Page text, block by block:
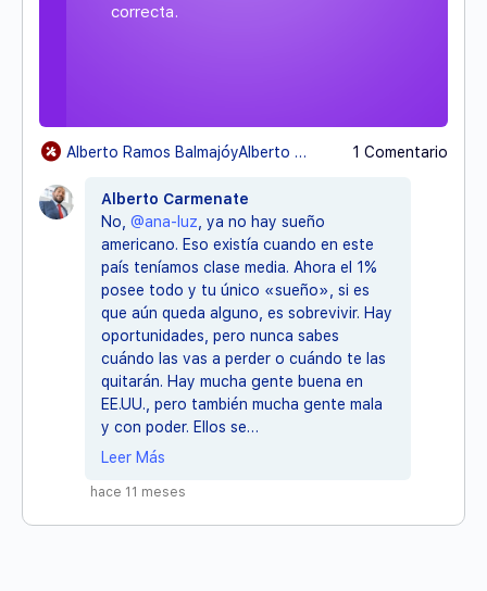
correcta.
Alberto Ramos BalmajóyAlberto Carmenate 1 Comentario
Alberto Carmenate
No, @ana-luz , ya no hay sueño
americano. Eso existía cuando en este
país teníamos clase media. Ahora el 1%
posee todo y tu único «sueño», si es
que aún queda alguno, es sobrevivir. Hay
oportunidades, pero nunca sabes
cuándo las vas a perder o cuándo te las
quitarán. Hay mucha gente buena en
EE.UU., pero también mucha gente mala
y con poder. Ellos se…
Leer Más
hace 11 meses